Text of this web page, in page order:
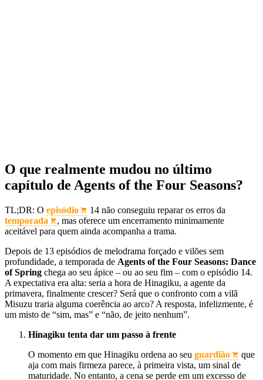
O que realmente mudou no último
capítulo de Agents of the Four Seasons?
TL;DR: O episódio
14 não conseguiu reparar os erros da
temporada
, mas oferece um encerramento minimamente
aceitável para quem ainda acompanha a trama.
Depois de 13 episódios de melodrama forçado e vilões sem
profundidade, a temporada de Agents of the Four Seasons: Dance
of Spring chega ao seu ápice – ou ao seu fim – com o episódio 14.
A expectativa era alta: seria a hora de Hinagiku, a agente da
primavera, finalmente crescer? Será que o confronto com a vilã
Misuzu traria alguma coerência ao arco? A resposta, infelizmente, é
um misto de “sim, mas” e “não, de jeito nenhum”.
Hinagiku tenta dar um passo à frente
O momento em que Hinagiku ordena ao seu guardião
que
aja com mais firmeza parece, à primeira vista, um sinal de
maturidade. No entanto, a cena se perde em um excesso de